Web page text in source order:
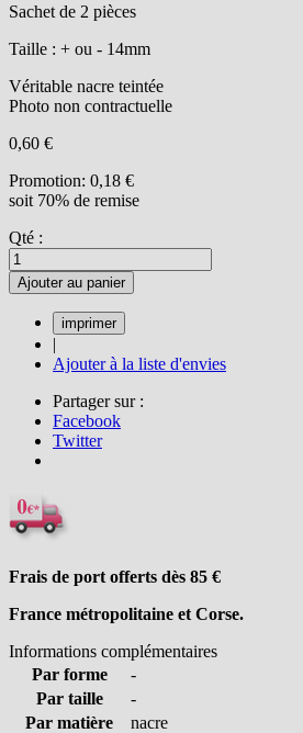
Sachet de 2 pièces
Taille : + ou - 14mm
Véritable nacre teintée
Photo non contractuelle
0,60 €
Promotion: 0,18 €
soit 70% de remise
Qté :
Ajouter au panier
|
Ajouter à la liste d'envies
Partager sur :
Facebook
Twitter
Frais de port offerts dès 85 €
France métropolitaine et Corse.
Informations complémentaires
Par forme
-
Par taille
-
Par matière
nacre